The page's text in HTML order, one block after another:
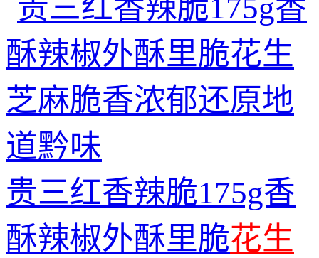
贵三红香辣脆175g香
酥辣椒外酥里脆花生